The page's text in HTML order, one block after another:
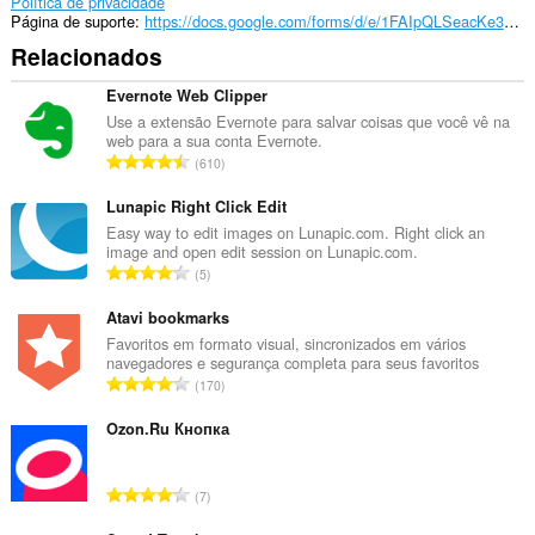
Página de suporte
https://docs.google.com/forms/d/e/1FAIpQLSeacKe3T4ROaYxh91lA0QslXbO-bP0032uV1pMwxiS2tbdpTw/viewform
Relacionados
Evernote Web Clipper
Use a extensão Evernote para salvar coisas que você vê na
web para a sua conta Evernote.
N
m
e
r
o
o
t
a
d
l
610
Lunapic Right Click Edit
Easy way to edit images on Lunapic.com. Right click an
image and open edit session on Lunapic.com.
N
m
e
r
o
o
a
5
Atavi bookmarks
Favoritos em formato visual, sincronizados em vários
navegadores e segurança completa para seus favoritos
N
m
o
170
Ozon.Ru Кнопка
N7